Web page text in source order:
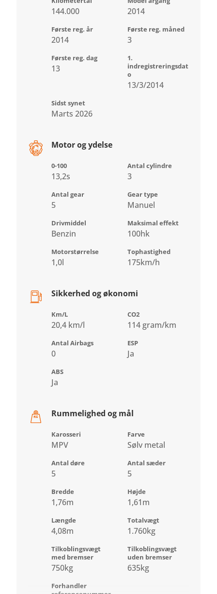
144.000 2014
Første reg. år
2014
Første reg. måned
3
Første reg. dag
13
1.
indregistreringsdat
o
13/3/2014
Sidst synet
Marts 2026
Motor og ydelse
0-100
13,2s
Antal cylindre
3
Antal gear
5
Gear type
Manuel
Drivmiddel
Benzin
Maksimal effekt
100hk
Motorstørrelse
1,0l
Tophastighed
175km/h
Sikkerhed og økonomi
Km/L
20,4 km/l
CO2
114 gram/km
Antal Airbags
0
ESP
Ja
ABS
Ja
Rummelighed og mål
Karosseri
MPV
Farve
Sølv metal
Antal døre
5
Antal sæder
5
Bredde
1,76m
Højde
1,61m
Længde
4,08m
Totalvægt
1.760kg
Tilkoblingsvægt
med bremser
750kg
Tilkoblingsvægt
uden bremser
635kg
Forhandler